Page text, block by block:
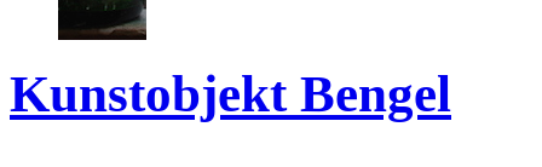
Kunstobjekt Bengel